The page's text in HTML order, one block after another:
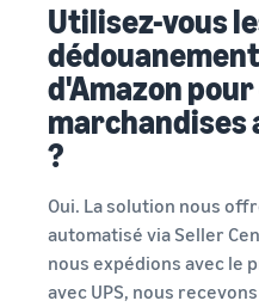
Utilisez-vous
d'Amazon
marchandises
?
Oui. La solution nous
automatisé via Seller
nous expédions avec le
avec UPS, nous